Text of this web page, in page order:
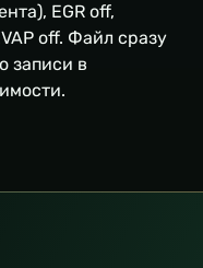
EGR off,
off. Файл сразу
записи в